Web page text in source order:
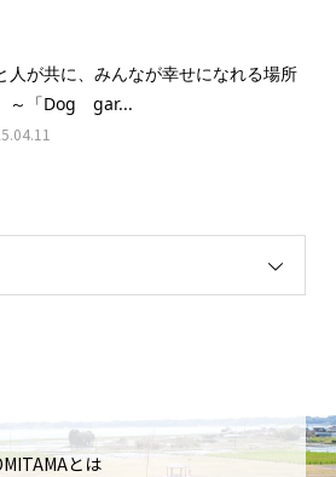
人が共に、みんなが幸せになれる場所
「Dog gar...
とは